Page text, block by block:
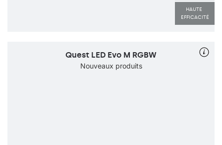
HAUTE
EFFICACITÉ
Quest LED Evo M RGBW
Nouveaux produits